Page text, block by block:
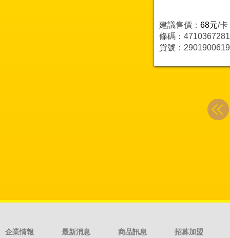
建議售價： 68元/卡
條碼：
貨號：2901900619
企業情報 最新消息 商品訊息 招募加盟